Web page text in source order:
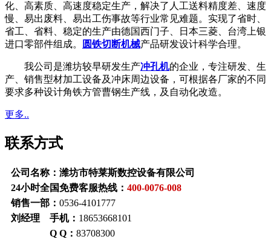
化、高素质、高速度稳定生产，解决了人工送料精度差、速度
慢、易出废料、易出工伤事故等行业常见难题。实现了省时、
省工、省料、稳定的生产由德国西门子、日本三菱、台湾上银
进口零部件组成。
圆铁切断机械产品研发设计科学合理。
我公司是潍坊较早研发生产冲孔机的企业，专注研发、生
产、销售型材加工设备及冲床周边设备，可根据各厂家的不同
要求多种设计角铁方管曹钢生产线，及自动化改造。
更多..
联系方式
公司名称：潍坊市特莱斯数控设备有限公司
24小时全国免费客服热线： 400-0076-008
销售一部： 0536-4101777
刘经理 手机： 18653668101
Q Q： 83708300